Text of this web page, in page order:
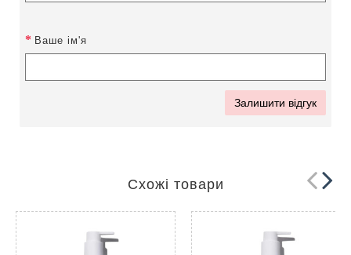
Ваше ім'я
Залишити відгук
Схожі товари